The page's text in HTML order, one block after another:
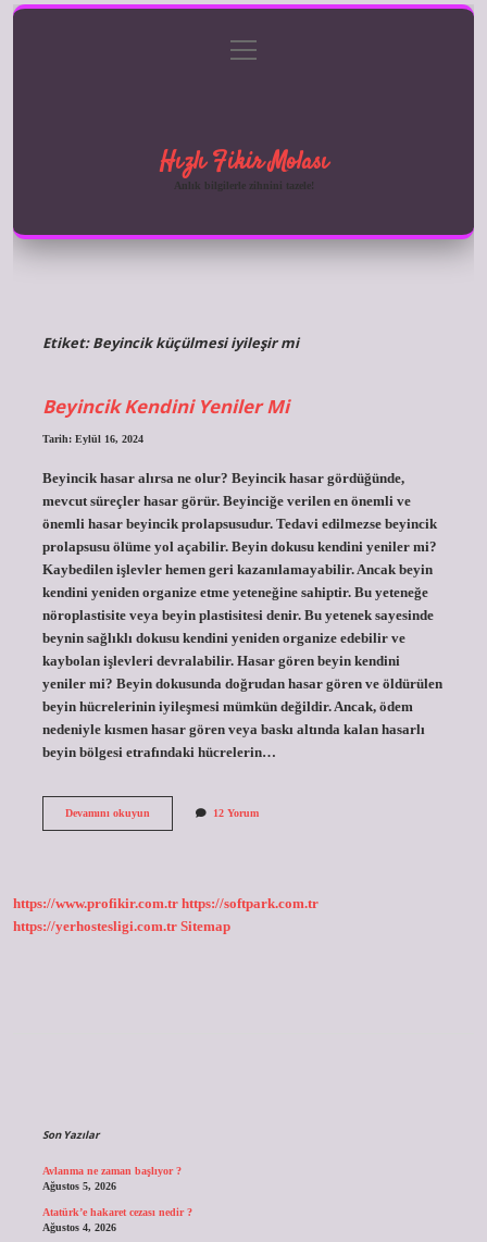
Gizlilik Politikası
menüyü
aç
Hızlı Fikir Molası
Anlık bilgilerle zihnini tazele!
Etiket:Beyincik küçülmesi iyileşir mi
Beyincik Kendini Yeniler Mi
Tarih: Eylül 16, 2024
Beyincik hasar alırsa ne olur? Beyincik hasar gördüğünde,
mevcut süreçler hasar görür. Beyinciğe verilen en önemli ve
önemli hasar beyincik prolapsusudur. Tedavi edilmezse beyincik
prolapsusu ölüme yol açabilir. Beyin dokusu kendini yeniler mi?
Kaybedilen işlevler hemen geri kazanılamayabilir. Ancak beyin
kendini yeniden organize etme yeteneğine sahiptir. Bu yeteneğe
nöroplastisite veya beyin plastisitesi denir. Bu yetenek sayesinde
beynin sağlıklı dokusu kendini yeniden organize edebilir ve
kaybolan işlevleri devralabilir. Hasar gören beyin kendini
yeniler mi? Beyin dokusunda doğrudan hasar gören ve öldürülen
beyin hücrelerinin iyileşmesi mümkün değildir. Ancak, ödem
nedeniyle kısmen hasar gören veya baskı altında kalan hasarlı
beyin bölgesi etrafındaki hücrelerin…
Devamını okuyunBeyincik
12 Yorum
https://www.profikir.com.tr https://softpark.com.tr
https://yerhostesligi.com.tr Sitemap
Son Yazılar
Avlanma ne zaman başlıyor ?
Ağustos 5, 2026
Atatürk’e hakaret cezası nedir ?
Ağustos 4, 2026